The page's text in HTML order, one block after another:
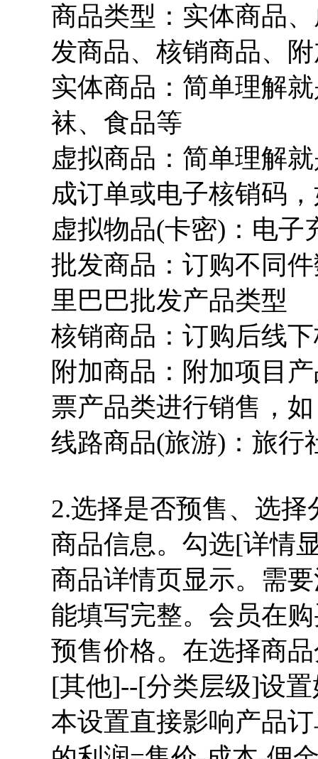
商品类型： 实体商品
发商品、核销商品、
实体商品：简单理解
袜、食品等
虚拟商品：简单理解
成订单或电子核销码
虚拟物品(卡密)：电子
批发商品：订购不同
里巴巴批发产品类型
核销商品：订购后线
附加商品：附加项目
票产品类进行销售，
线路商品(旅游)：旅行
2.选择是否预售、选
商品信息。勾选[详情
商品详情页显示。需
能填写完整。会员在
预售价格。在选择商
[其他]--[分类层级]设
本设置直接影响产品